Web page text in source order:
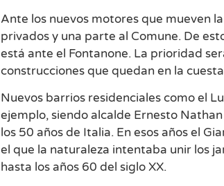
Ante los nuevos motores que mueven
privados y una parte al Comune. De
está ante el Fontanone. La prioridad
construcciones que quedan en la
Nuevos barrios residenciales como el
ejemplo, siendo alcalde Ernesto
los 50 años de Italia. En esos años el
el que la naturaleza intentaba unir los
hasta los años 60 del siglo XX.